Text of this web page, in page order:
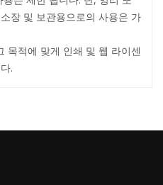
장 및 보관용으로의 사용은 가
목적에 맞게 인쇄 및 웹 라이센
.